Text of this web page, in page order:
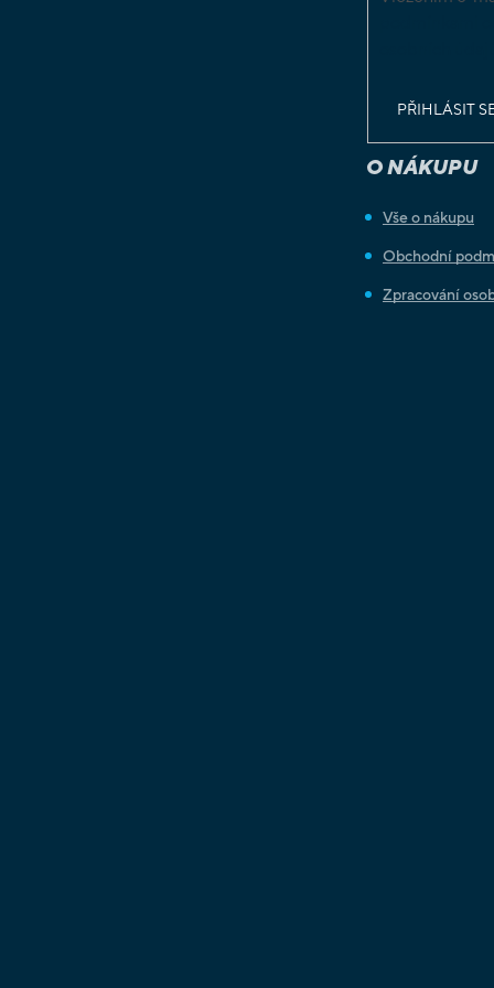
PŘIHLÁSIT
O NÁKUPU
Vše o nákupu
Obchodní
Zpracování